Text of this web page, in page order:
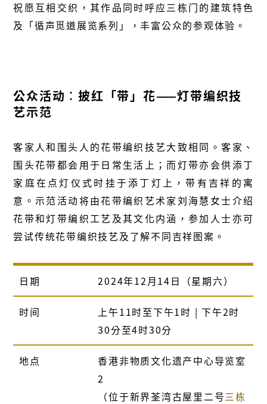
祝愿互相交织，其作品同时呼应三栋门的建筑特色
及「循声觅道展览系列」，丰富公众的参观体验。
公众活动︰披红「带」花——灯带编织技
艺示范
客家人和围头人的花带编织技艺大致相同。客家、
围头花带都会用于日常生活上；而灯带亦会供添丁
家庭在点灯仪式时挂于添丁灯上，带有吉祥的寓
意。示范活动将由花带编织艺术家刘海慧女士介绍
花带和灯带编织工艺及其文化内涵，参加人士亦可
尝试传统花带编织技艺及了解不同吉祥图案。
日期 2024年12月14日（星期六）
时间
上午11时至下午1时 | 下午2时
30分至4时30分
地点
香港非物质文化遗产中心导览室
2
（位于新界荃湾古屋里二号三栋